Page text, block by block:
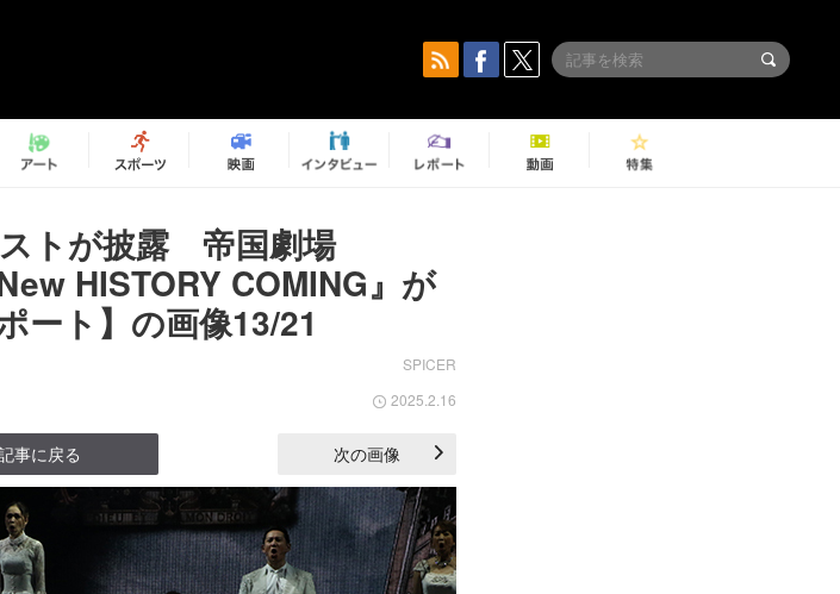
トが披露 帝国劇場
HISTORY COMING』が
ート】の画像13/21
SPICER
2025.2.16
事に戻る 次の画像